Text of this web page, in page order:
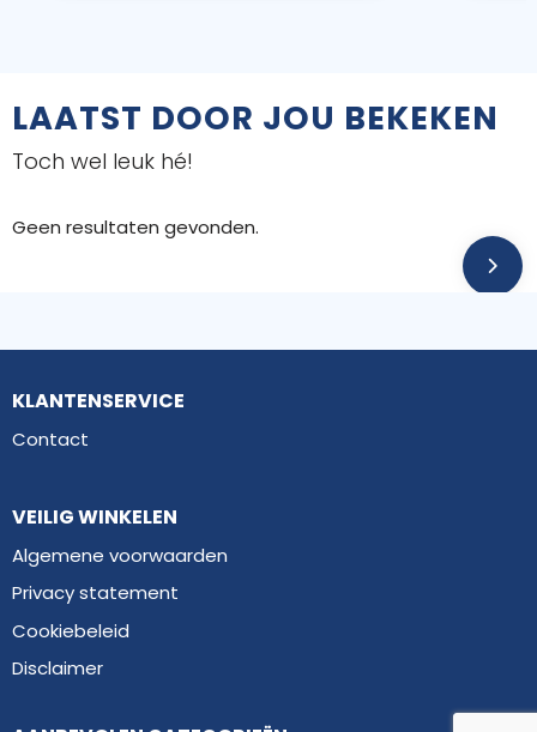
LAATST DOOR JOU BEKEKEN
Toch wel leuk hé!
Geen resultaten gevonden.
KLANTENSERVICE
Contact
VEILIG WINKELEN
Algemene voorwaarden
Privacy statement
Cookiebeleid
Disclaimer